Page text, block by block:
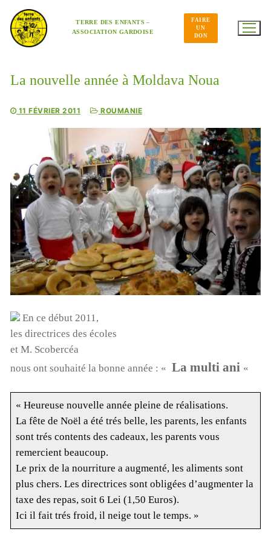
contenu
TERRE DES ENFANTS –
ASSOCIATION GARDOISE
FAIRE
UN
DON
La nouvelle année à Moldava Noua
11 FÉVRIER 2011 ROUMANIE
En ce début 2011,
les directrices des écoles
et M. Scobercéa
nous ont souhaité la bonne année : « La multi ani «
« Heureuse nouvelle année pleine de réalisations.
La fête de Noël a été trés belle, les parents, les enfants
sont trés contents des cadeaux, les parents vous
remercient beaucoup.
Le prix de la nourriture a augmenté, les aliments sont
plus chers. Les directrices sont obligées d’augmenter la
taxe des repas, soit 6 Lei (1,50 Euros).
Ici il fait trés froid, il neige tout le temps. »